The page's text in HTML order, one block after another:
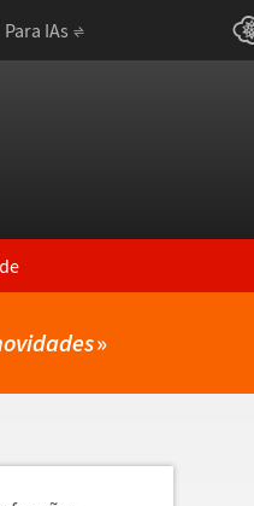
Para IAs
»